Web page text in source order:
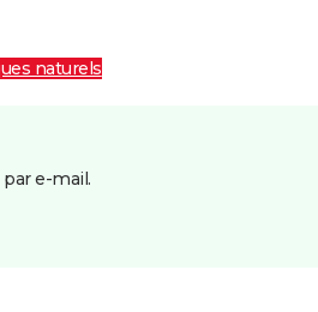
naturels
e-mail.